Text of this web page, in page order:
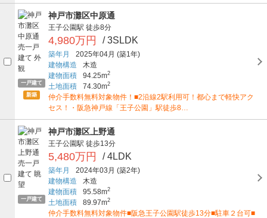
一戸建て
新築
神戸市灘区中原通
王子公園駅 徒歩8分
4,980万円 / 3SLDK
築年月 2025年04月 (築1年)
建物構造
木造
建物面積
94.25m2
土地面積 74.30m2
仲介手数料無料対象物件！■2沿線2駅利用可！都心まで軽快アク
セス！・阪急神戸線「王子公園」駅徒歩8…
一戸建て
神戸市灘区上野通
王子公園駅 徒歩13分
5,480万円 / 4LDK
築年月 2024年03月 (築2年)
建物構造
木造
建物面積
95.58m2
土地面積 89.97m2
仲介手数料無料対象物件■阪急王子公園駅徒歩13分■駐車２台可■